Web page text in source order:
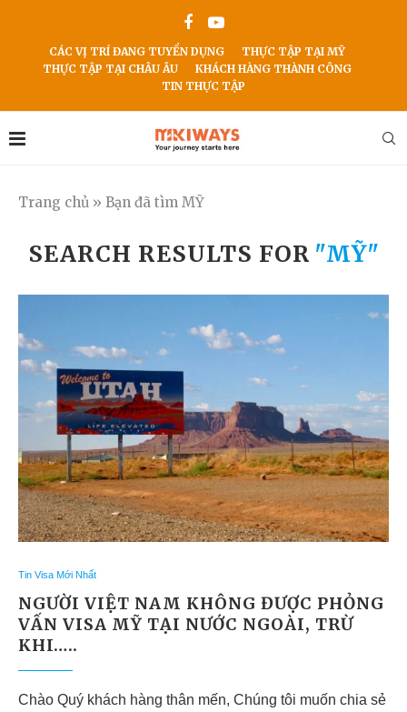
CÁC VỊ TRÍ ĐANG TUYỂN DỤNG
THỰC TẬP TẠI MỸ
THỰC TẬP TẠI CHÂU ÂU
KHÁCH HÀNG THÀNH CÔNG
TIN THỰC TẬP
Trang chủ » Bạn đã tìm MỸ
SEARCH RESULTS FOR "MỸ"
Tin Visa Mới Nhất
NGƯỜI VIỆT NAM KHÔNG ĐƯỢC PHỎNG
VẤN VISA MỸ TẠI NƯỚC NGOÀI, TRỪ
KHI…..
Chào Quý khách hàng thân mến, Chúng tôi muốn chia sẻ